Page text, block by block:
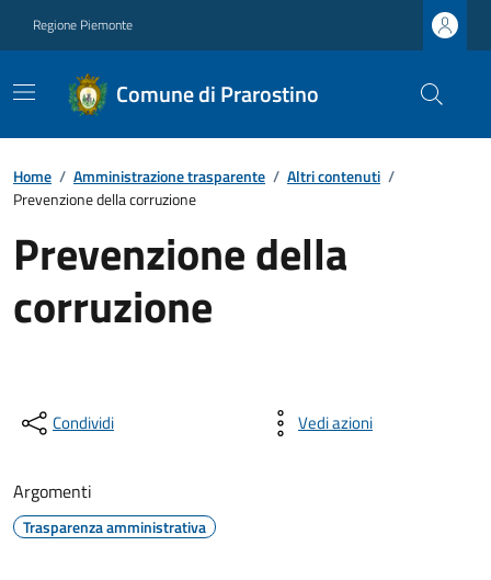
Regione Piemonte
Comune di Prarostino
Home / Amministrazione trasparente / Altri contenuti /
Prevenzione della corruzione
Prevenzione della
corruzione
Condividi Vedi azioni
Argomenti
Trasparenza amministrativa